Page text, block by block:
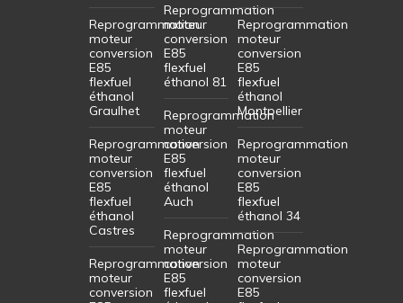
Reprogrammation
moteur
conversion
E85
flexfuel
éthanol
Graulhet
Reprogrammation
moteur
conversion
E85
flexfuel
éthanol
Castres
Reprogrammation
moteur
conversion
Reprogrammation
moteur
conversion
E85
flexfuel
éthanol 81
Reprogrammation
moteur
conversion
E85
flexfuel
éthanol
Auch
Reprogrammation
moteur
conversion
E85
flexfuel
Reprogrammation
moteur
conversion
E85
flexfuel
éthanol
Montpellier
Reprogrammation
moteur
conversion
E85
flexfuel
éthanol 34
Reprogrammation
moteur
conversion
E85